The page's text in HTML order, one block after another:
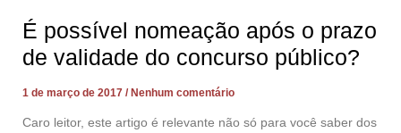
É possível nomeação após o prazo
de validade do concurso público?
1 de março de 2017 Nenhum comentário
Caro leitor, este artigo é relevante não só para você saber dos